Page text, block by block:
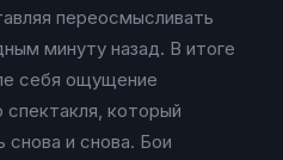
переосмысливать
минуту назад. В итоге
себя ощущение
который
снова и снова. Бои